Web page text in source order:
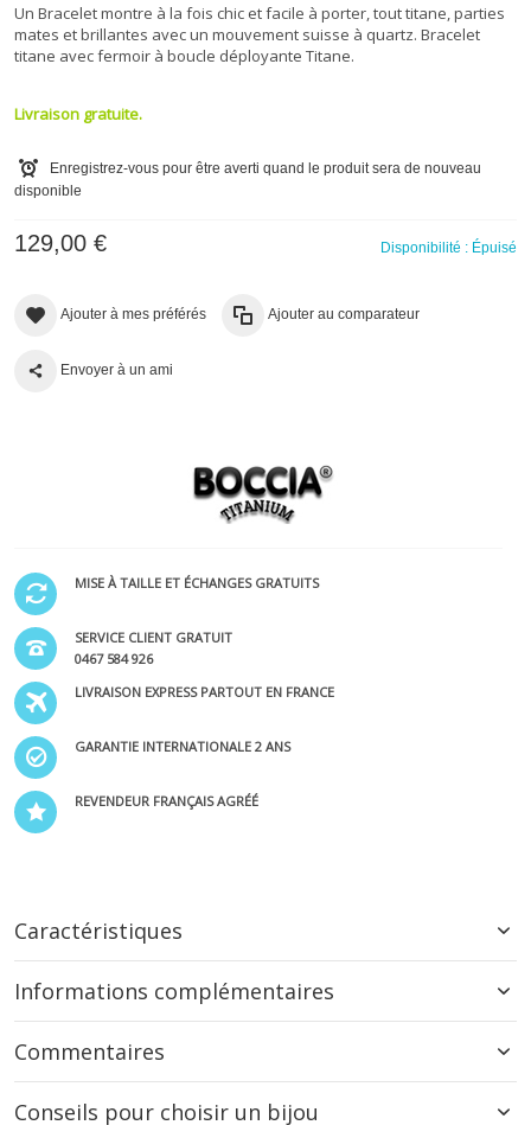
Un Bracelet montre à la fois chic et facile à porter, tout titane, parties
mates et brillantes avec un mouvement suisse à quartz. Bracelet
titane avec fermoir à boucle déployante Titane.
Livraison gratuite.
Enregistrez-vous pour être averti quand le produit sera de nouveau
disponible
Disponibilité : Épuisé
129,00 €
Ajouter à mes préférés Ajouter au comparateur
Envoyer à un ami
MISE À TAILLE ET ÉCHANGES GRATUITS
SERVICE CLIENT GRATUIT
0467 584 926
LIVRAISON EXPRESS PARTOUT EN FRANCE
GARANTIE INTERNATIONALE 2 ANS
REVENDEUR FRANÇAIS AGRÉÉ
Caractéristiques
Informations complémentaires
Commentaires
Conseils pour choisir un bijou